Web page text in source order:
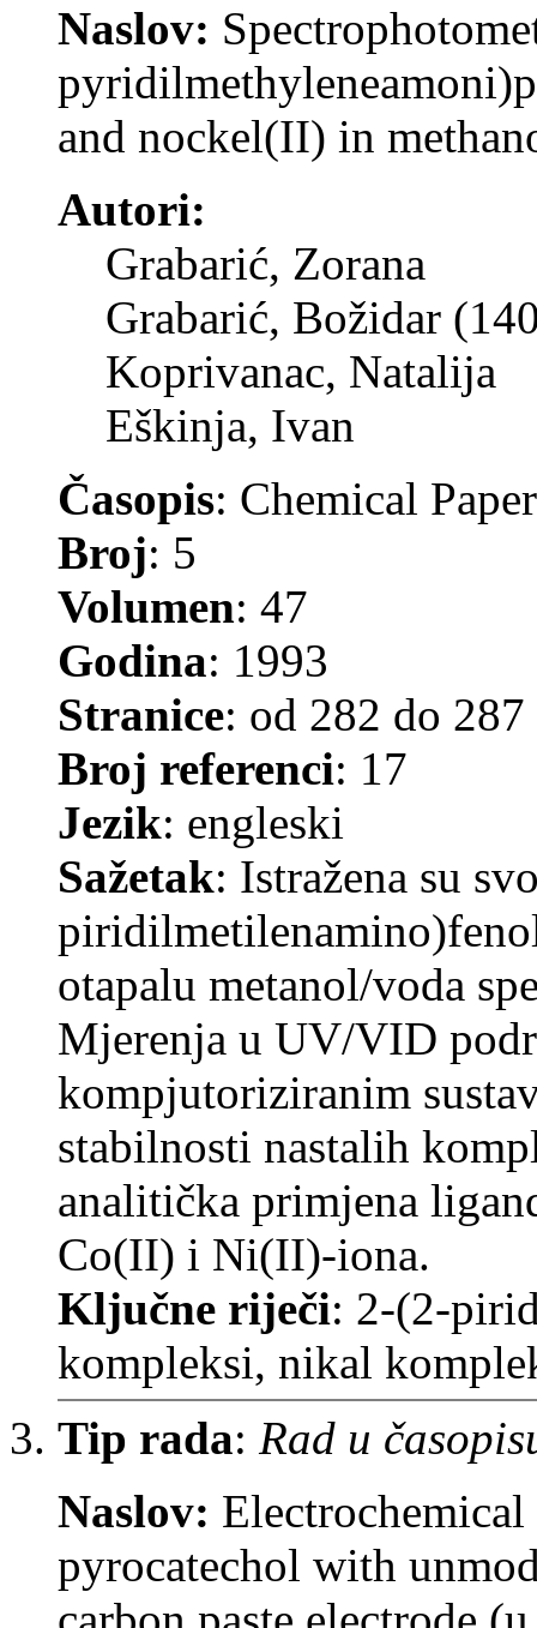
Naslov:
and nockel(II) in
Autori:
Grabarić, Zorana
Grabarić, Božidar
Koprivanac, Natalija
Eškinja, Ivan
Časopis: Chemical
Broj: 5
Volumen: 47
Godina: 1993
Stranice: od 282 do 287
Broj referenci: 17
Jezik: engleski
Sažetak: Istražena su
otapalu metanol/voda
Mjerenja u UV/VID
kompjutoriziranim
stabilnosti nastalih
analitička primjena
Co(II) i Ni(II)-iona.
Ključne riječi: 2-(2-
kompleksi, nikal
Tip rada: Rad u
Naslov:
pyrocatechol with